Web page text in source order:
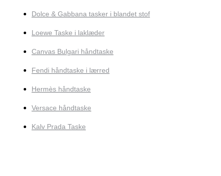
Dolce & Gabbana tasker i blandet stof
Loewe Taske i laklæder
Canvas Bulgari håndtaske
Fendi håndtaske i lærred
Hermès håndtaske
Versace håndtaske
Kalv Prada Taske